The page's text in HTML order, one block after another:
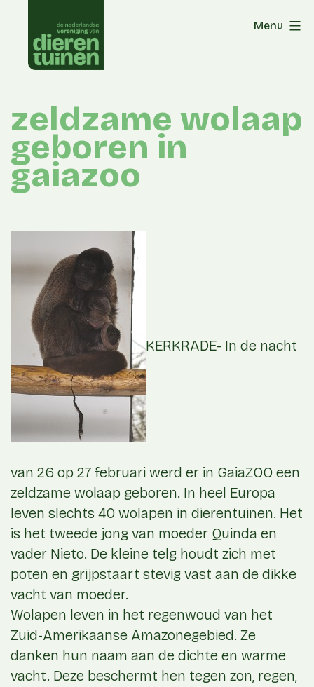
content
Menu
zeldzame wolaap
geboren in
gaiazoo
KERKRADE- In de nacht
van 26 op 27 februari werd er in GaiaZOO een
zeldzame wolaap geboren. In heel Europa
leven slechts 40 wolapen in dierentuinen. Het
is het tweede jong van moeder Quinda en
vader Nieto. De kleine telg houdt zich met
poten en grijpstaart stevig vast aan de dikke
vacht van moeder.
Wolapen leven in het regenwoud van het
Zuid-Amerikaanse Amazonegebied. Ze
danken hun naam aan de dichte en warme
vacht. Deze beschermt hen tegen zon, regen,